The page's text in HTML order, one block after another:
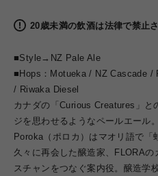
20歳未満の飲酒は法律で禁止
■Style→NZ Pale Ale
■Hops：Motueka / NZ Cascade /
/ Riwaka Diesel
カナダの「Curious Creatures」と
ジを思わせるようなペールエール。
Poroka（ポロカ）はマオリ語で「
久々に再会した醸造家、FLORA
スチャンをつなぐ案内役。醸造学